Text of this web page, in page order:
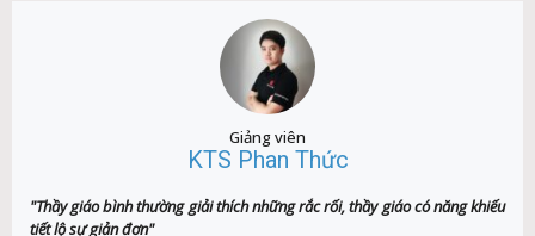
Giảng viên
KTS Phan Thức
"Thầy giáo bình thường giải thích những rắc rối, thầy giáo có năng khiếu
tiết lộ sự giản đơn"